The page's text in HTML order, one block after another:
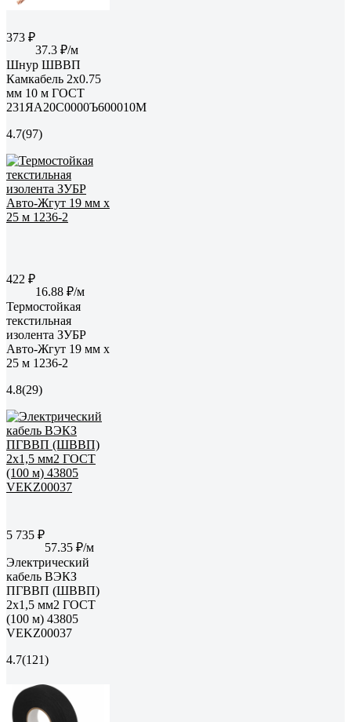
373 ₽
37.3 ₽/м
Шнур ШВВП
Камкабель 2x0.75
мм 10 м ГОСТ
231ЯA20C0000Ъ600010М
4.7(97)
422 ₽
16.88 ₽/м
Термостойкая
текстильная
изолента ЗУБР
Авто-Жгут 19 мм х
25 м 1236-2
4.8(29)
5 735 ₽
57.35 ₽/м
Электрический
кабель ВЭКЗ
ПГВВП (ШВВП)
2x1,5 мм2 ГОСТ
(100 м) 43805
VEKZ00037
4.7(121)